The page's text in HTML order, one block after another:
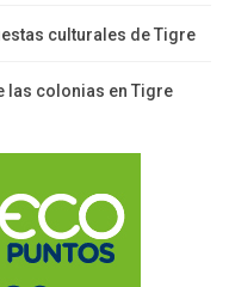
culturales de Tigre
las colonias en Tigre